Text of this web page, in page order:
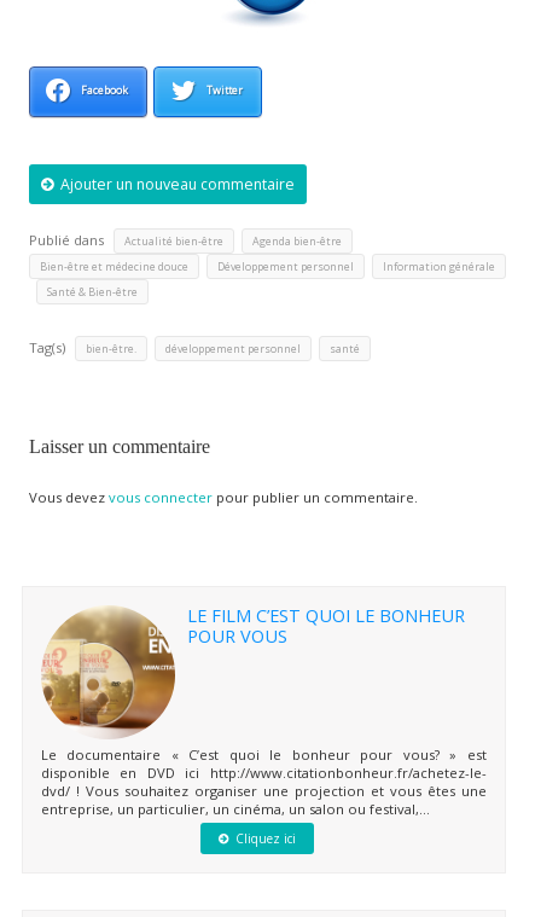
Facebook Twitter
Ajouter un nouveau commentaire
Publié dans Actualité bien-être Agenda bien-être
Bien-être et médecine douce Développement personnel Information générale
Santé & Bien-être
Tag(s) bien-être. développement personnel santé
Laisser un commentaire
Vous devez vous connecterpour publier un commentaire.
LE FILM C’EST QUOI LE BONHEUR
POUR VOUS
Le documentaire « C’est quoi le bonheur pour vous? » est
disponible en DVD ici http://www.citationbonheur.fr/achetez-le-
dvd/ ! Vous souhaitez organiser une projection et vous êtes une
entreprise, un particulier, un cinéma, un salon ou festival,...
Cliquez ici